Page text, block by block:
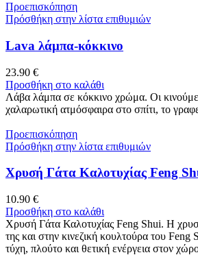
Προεπισκόπηση
Πρόσθήκη στην λίστα επιθυμιών
Lava λάμπα-κόκκινο
23.90 €
Προσθήκη στο καλάθι
Λάβα λάμπα σε κόκκινο χρώμα. Οι
χαλαρωτική ατμόσφαιρα στο σπίτι, το
Προεπισκόπηση
Πρόσθήκη στην λίστα επιθυμιών
Χρυσή Γάτα Καλοτυχίας Feng
10.90 €
Προσθήκη στο καλάθι
Χρυσή Γάτα Καλοτυχίας Feng Shui. Η
της και στην κινεζική κουλτούρα του
τύχη, πλούτο και θετική ενέργεια στον